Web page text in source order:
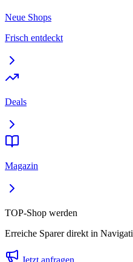
Neue Shops
Frisch entdeckt
Deals
Magazin
TOP-Shop werden
Erreiche Sparer direkt in
Jetzt anfragen